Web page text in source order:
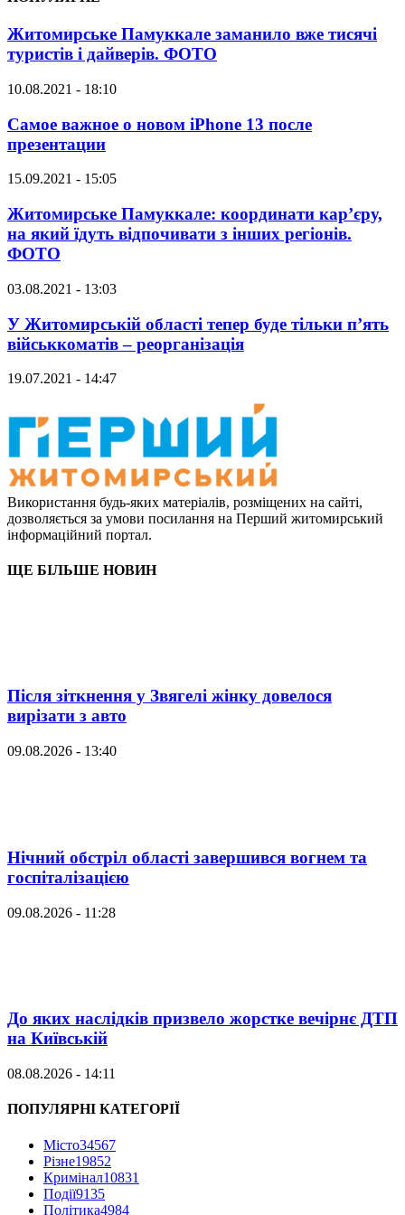
Житомирське Памуккале заманило вже тисячі
туристів і дайверів. ФОТО
10.08.2021 - 18:10
Самое важное о новом iPhone 13 после
презентации
15.09.2021 - 15:05
Житомирське Памуккале: координати кар’єру,
на який їдуть відпочивати з інших регіонів.
ФОТО
03.08.2021 - 13:03
У Житомирській області тепер буде тільки п’ять
військкоматів – реорганізація
19.07.2021 - 14:47
Використання будь-яких матеріалів, розміщених на сайті,
дозволяється за умови посилання на Перший житомирський
інформаційний портал.
ЩЕ БІЛЬШЕ НОВИН
Після зіткнення у Звягелі жінку довелося
вирізати з авто
09.08.2026 - 13:40
Нічний обстріл області завершився вогнем та
госпіталізацією
09.08.2026 - 11:28
До яких наслідків призвело жорстке вечірнє ДТП
на Київській
08.08.2026 - 14:11
ПОПУЛЯРНІ КАТЕГОРІЇ
Місто34567
Різне19852
Кримінал10831
Події9135
Політика4984